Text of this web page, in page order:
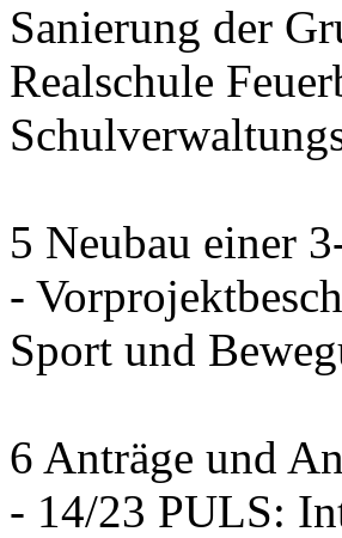
Sanierung der
Realschule
5 Neubau einer
-
Sport und
6 Anträge und
- 14/23 PULS: